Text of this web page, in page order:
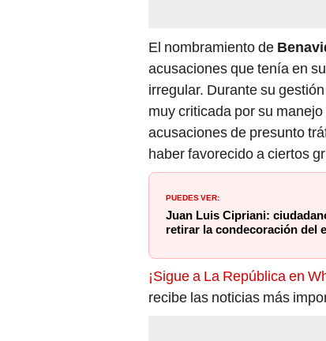
El nombramiento de
acusaciones que tenía en
irregular. Durante su
muy criticada por su
acusaciones de presunto
haber favorecido a ciertos
PUEDES VER:
Juan Luis Cipriani:
retirar la condecoración del
¡Sigue a La República en
recibe las noticias más